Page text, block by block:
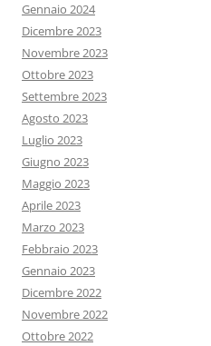
Gennaio 2024
Dicembre 2023
Novembre 2023
Ottobre 2023
Settembre 2023
Agosto 2023
Luglio 2023
Giugno 2023
Maggio 2023
Aprile 2023
Marzo 2023
Febbraio 2023
Gennaio 2023
Dicembre 2022
Novembre 2022
Ottobre 2022